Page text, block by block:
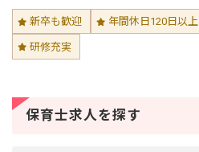
新卒も歓迎 年間休日120日以上
研修充実
保育士求人を探す